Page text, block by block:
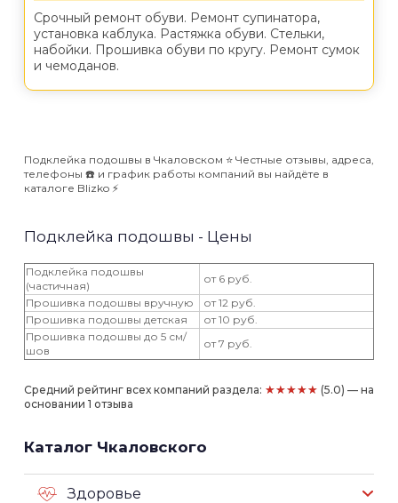
Срочный ремонт обуви. Ремонт супинатора,
установка каблука. Растяжка обуви. Стельки,
набойки. Прошивка обуви по кругу. Ремонт сумок
и чемоданов.
Подклейка подошвы в Чкаловском ⭐️ Честные отзывы, адреса,
телефоны ☎️ и график работы компаний вы найдёте в
каталоге Blizko ⚡️
Подклейка подошвы - Цены
Подклейка подошвы
(частичная)
от 6 руб.
Прошивка подошвы вручную
от 12 руб.
Прошивка подошвы детская
от 10 руб.
Прошивка подошвы до 5 см/
шов
от 7 руб.
Средний рейтинг всех компаний раздела: ★★★★★ (5.0) — на
основании 1 отзыва
Каталог Чкаловского
Здоровье